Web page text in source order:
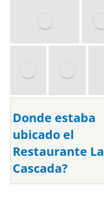
Donde estaba
ubicado el
Restaurante La
Cascada?